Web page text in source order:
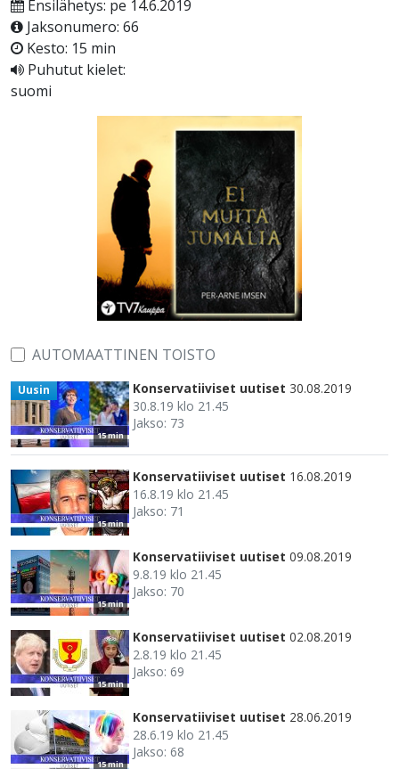
Ensilähetys: pe 14.6.2019
Jaksonumero: 66
Kesto: 15 min
Puhutut kielet:
suomi
AUTOMAATTINEN TOISTO
15 min
Uusin Konservatiiviset uutiset 30.08.2019
30.8.19 klo 21.45
Jakso: 73
15 min
Konservatiiviset uutiset 16.08.2019
16.8.19 klo 21.45
Jakso: 71
15 min
Konservatiiviset uutiset 09.08.2019
9.8.19 klo 21.45
Jakso: 70
15 min
Konservatiiviset uutiset 02.08.2019
2.8.19 klo 21.45
Jakso: 69
15 min
Konservatiiviset uutiset 28.06.2019
28.6.19 klo 21.45
Jakso: 68